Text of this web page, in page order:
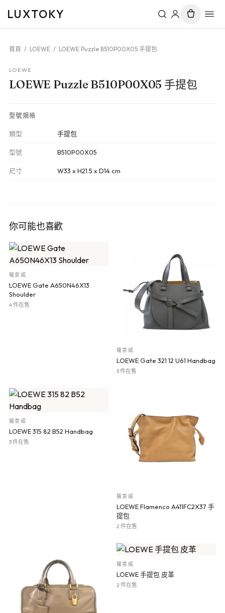
LUXTOKY
首頁 / LOEWE / LOEWE Puzzle B510P00X05 手提包
LOEWE
LOEWE Puzzle B510P00X05 手提包
型號規格
類型 手提包
型號 B510P00X05
尺寸 W33 x H21.5 x D14 cm
你可能也喜歡
羅意威
LOEWE Gate A650N46X13
Shoulder
4 件在售
羅意威
LOEWE Gate 321 12 U61 Handbag
3 件在售
羅意威
LOEWE 315 82 B52 Handbag
3 件在售
羅意威
LOEWE Flamenco A411FC2X37 手
提包
2 件在售
羅意威
LOEWE 手提包 皮革
2 件在售